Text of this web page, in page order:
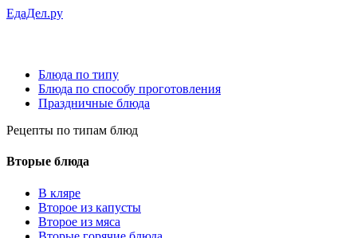
ЕдаДел.ру
Блюда по типу
Блюда по способу проготовления
Праздничные блюда
Рецепты по типам блюд
Вторые блюда
В кляре
Второе из капусты
Второе из мяса